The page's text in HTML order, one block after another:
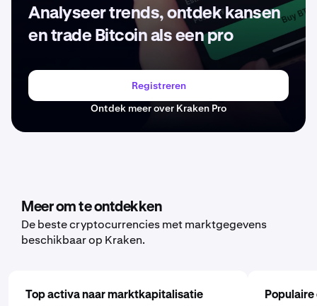
Analyseer trends, ontdek kansen
en trade Bitcoin als een pro
Registreren
Ontdek meer over Kraken Pro
Meer om te ontdekken
De beste cryptocurrencies met marktgegevens
beschikbaar op Kraken.
Top activa naar marktkapitalisatie